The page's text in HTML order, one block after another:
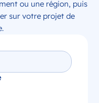
ou une région, puis
sur votre projet de